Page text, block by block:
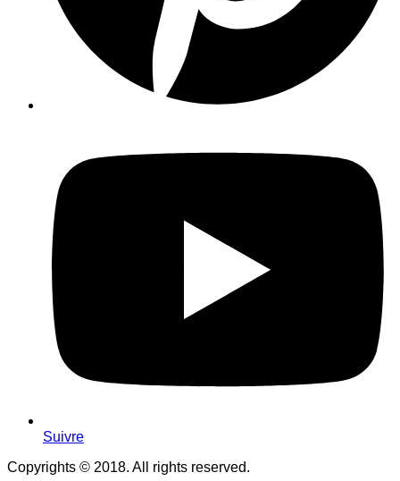
Suivre
Copyrights © 2018. All rights reserved.